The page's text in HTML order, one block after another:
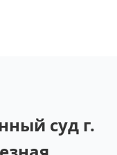
суд г.